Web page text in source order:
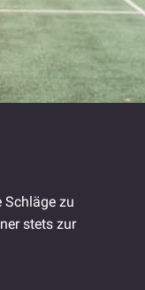
Schläge zu
stets zur